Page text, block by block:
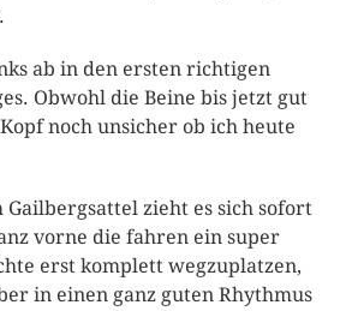
ab in den ersten richtigen
Obwohl die Beine bis jetzt gut
noch unsicher ob ich heute
Gailbergsattel zieht es sich sofort
vorne die fahren ein super
erst komplett wegzuplatzen,
in einen ganz guten Rhythmus